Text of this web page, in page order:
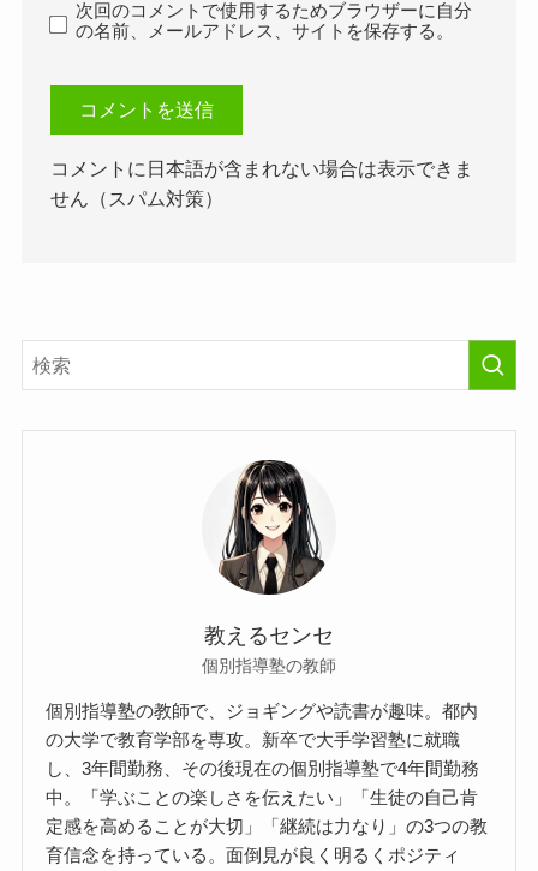
次回のコメントで使用するためブラウザーに自分
の名前、メールアドレス、サイトを保存する。
コメントに日本語が含まれない場合は表示できま
せん（スパム対策）
教えるセンセ
個別指導塾の教師
個別指導塾の教師で、ジョギングや読書が趣味。都内
の大学で教育学部を専攻。新卒で大手学習塾に就職
し、3年間勤務、その後現在の個別指導塾で4年間勤務
中。「学ぶことの楽しさを伝えたい」「生徒の自己肯
定感を高めることが大切」「継続は力なり」の3つの教
育信念を持っている。面倒見が良く明るくポジティ